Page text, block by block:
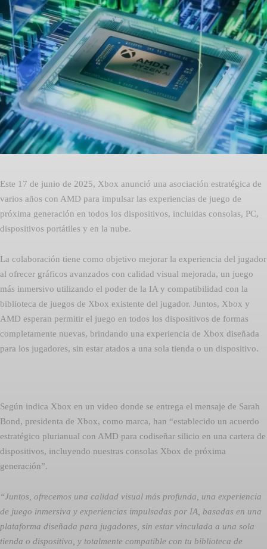
Facebook Twitter Pinterest
Este 17 de junio de 2025, Xbox anunció una asociación estratégica de
varios años con AMD para impulsar las experiencias de juego de
próxima generación en todos los dispositivos, incluidas consolas, PC,
dispositivos portátiles y en la nube.
La colaboración tiene como objetivo mejorar la experiencia del jugador
al ofrecer gráficos avanzados con calidad visual mejorada, un juego
más inmersivo utilizando el poder de la IA y compatibilidad con la
biblioteca de juegos de Xbox existente del jugador. Juntos, Xbox y
AMD esperan permitir el juego en todos los dispositivos de formas
completamente nuevas, brindando una experiencia de Xbox diseñada
para los jugadores, sin estar atados a una sola tienda o un dispositivo.
Según indica Xbox en un video donde se entrega el mensaje de Sarah
Bond, presidenta de Xbox, como marca, han “establecido un acuerdo
estratégico plurianual con AMD para codiseñar silicio en una cartera de
dispositivos, incluyendo nuestras consolas Xbox de próxima
generación”.
“Juntos, ofrecemos una calidad visual más profunda, una experiencia
de juego inmersiva y experiencias impulsadas por IA, basadas en una
plataforma diseñada para jugadores, sin estar vinculada a una sola
tienda o dispositivo, y totalmente compatible con tu biblioteca de